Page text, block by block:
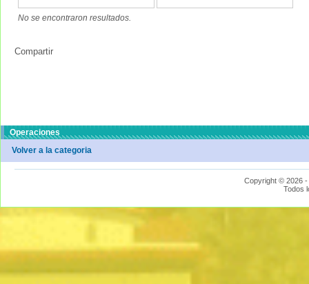
No se encontraron resultados.
Compartir
Operaciones
Volver a la categoria
Copyright © 2026 -
Todos